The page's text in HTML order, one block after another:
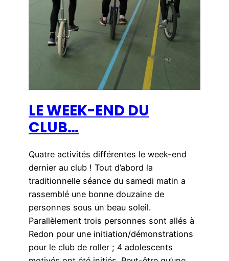
LE WEEK-END DU
CLUB…
Quatre activités différentes le week-end
dernier au club ! Tout d’abord la
traditionnelle séance du samedi matin a
rassemblé une bonne douzaine de
personnes sous un beau soleil.
Parallèlement trois personnes sont allés à
Redon pour une initiation/démonstrations
pour le club de roller ; 4 adolescents